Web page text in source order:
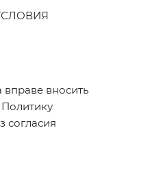
вправе вносить
согласия